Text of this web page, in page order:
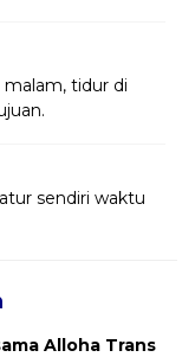
tidur di
sendiri waktu
Alloha Trans